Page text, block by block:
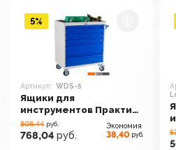
Артикул: WDS-5
Ящики для
инструментов Практик
WDS-5
806.44 руб.
768,04 руб.
Экономия
38,40 руб.
5%